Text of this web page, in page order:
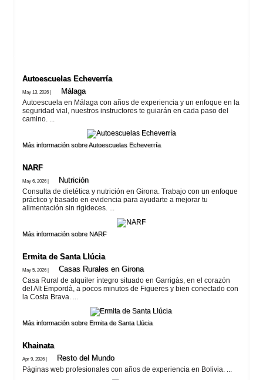
Autoescuelas Echeverría
May 13, 2026 | Málaga
Autoescuela en Málaga con años de experiencia y un enfoque en la
seguridad vial, nuestros instructores te guiarán en cada paso del
camino. ...
Más información sobre Autoescuelas Echeverría
NARF
May 6, 2026 | Nutrición
Consulta de dietética y nutrición en Girona. Trabajo con un enfoque
práctico y basado en evidencia para ayudarte a mejorar tu
alimentación sin rigideces. ...
Más información sobre NARF
Ermita de Santa Llúcia
May 5, 2026 | Casas Rurales en Girona
Casa Rural de alquiler íntegro situado en Garrigàs, en el corazón
del Alt Empordà, a pocos minutos de Figueres y bien conectado con
la Costa Brava. ...
Más información sobre Ermita de Santa Llúcia
Khainata
Apr 9, 2026 | Resto del Mundo
Páginas web profesionales con años de experiencia en Bolivia. ...